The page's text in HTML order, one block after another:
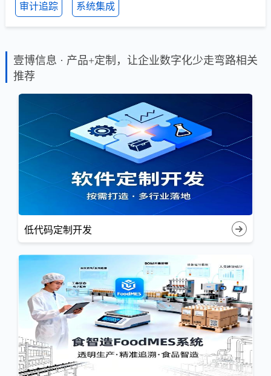
审计追踪 系统集成
壹博信息 · 产品+定制，让企业数字化少走弯路相关
推荐
低代码定制开发